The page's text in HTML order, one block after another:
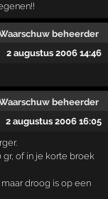
2 augustus 2006 14:46
2 augustus 2006 16:05
gr, of in je korte broek
droog is op een